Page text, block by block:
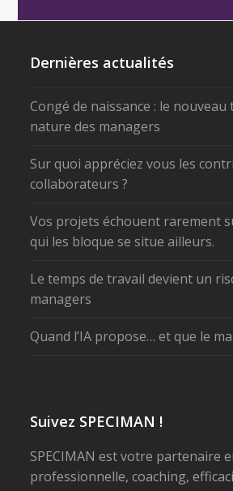
Dernières actualités
Congé de naissance : le
nature des managers
Sur quoi appréciez vous les
collaborateurs ?
Vos projets échouent rarement
qui les bloque se situe ailleurs.
Le temps de travail devient un
managers
Quand l’IA propose… et que le
Suivez SPECIMAN !
SPECIMAN est votre partenaire
professionnelle, coaching,